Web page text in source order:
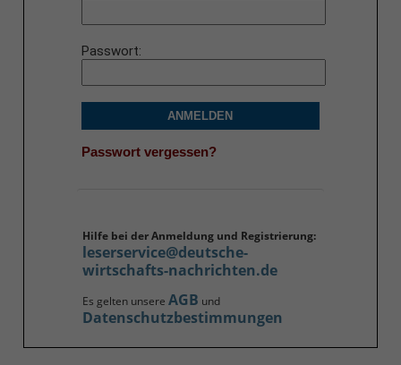
Passwort
ANMELDEN
Passwort vergessen?
Hilfe bei der Anmeldung und Registrierung:
leserservice@deutsche-
wirtschafts-nachrichten.de
Es gelten unsere AGB und
Datenschutzbestimmungen